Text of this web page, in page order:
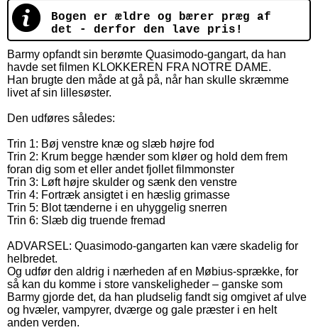
Bogen er ældre og bærer præg af
det - derfor den lave pris!
Barmy opfandt sin berømte Quasimodo-gangart, da han
havde set filmen KLOKKEREN FRA NOTRE DAME.
Han brugte den måde at gå på, når han skulle skræmme
livet af sin lillesøster.
Den udføres således:
Trin 1: Bøj venstre knæ og slæb højre fod
Trin 2: Krum begge hænder som kløer og hold dem frem
foran dig som et eller andet fjollet filmmonster
Trin 3: Løft højre skulder og sænk den venstre
Trin 4: Fortræk ansigtet i en hæslig grimasse
Trin 5: Blot tænderne i en uhyggelig snerren
Trin 6: Slæb dig truende fremad
ADVARSEL: Quasimodo-gangarten kan være skadelig for
helbredet.
Og udfør den aldrig i nærheden af en Møbius-sprække, for
så kan du komme i store vanskeligheder – ganske som
Barmy gjorde det, da han pludselig fandt sig omgivet af ulve
og hvæler, vampyrer, dværge og gale præster i en helt
anden verden.